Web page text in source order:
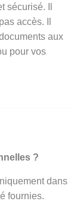
sécurisé. Il
accès. Il
aux
pour vos
?
dans
fournies.